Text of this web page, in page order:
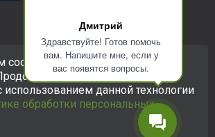
Дмитрий
Здравствуйте! Готов помочь
вам. Напишите мне, если у
вас появятся вопросы.
Сайт https://ksk24.ruсоздан
целях и любая информация
публичной офертой.Политика в
данных
cookie-файлы для улучшения
использовать сайт, вы
использованием данной технологии
обработки персональных